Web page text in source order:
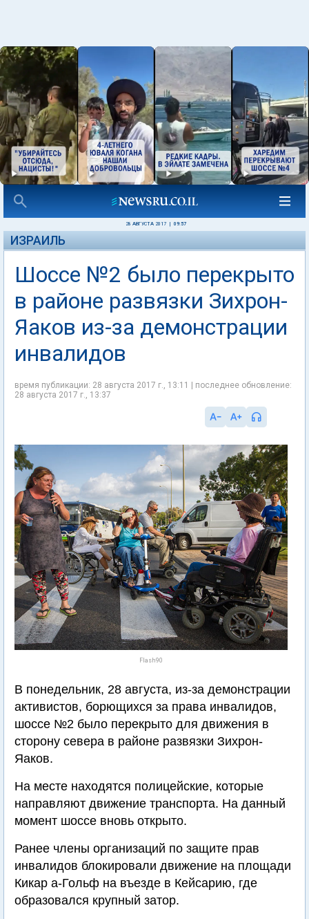
28 АВГУСТА 2017 09:57
ИЗРАИЛЬ
Шоссе №2 было перекрыто
в районе развязки Зихрон-
Яаков из-за демонстрации
инвалидов
время публикации: 28 августа 2017 г., 13:11 | последнее обновление:
28 августа 2017 г., 13:37
Flash90
В понедельник, 28 августа, из-за демонстрации
активистов, борющихся за права инвалидов,
шоссе №2 было перекрыто для движения в
сторону севера в районе развязки Зихрон-
Яаков.
На месте находятся полицейские, которые
направляют движение транспорта. На данный
момент шоссе вновь открыто.
Ранее члены организаций по защите прав
инвалидов блокировали движение на площади
Кикар а-Гольф на въезде в Кейсарию, где
образовался крупный затор.